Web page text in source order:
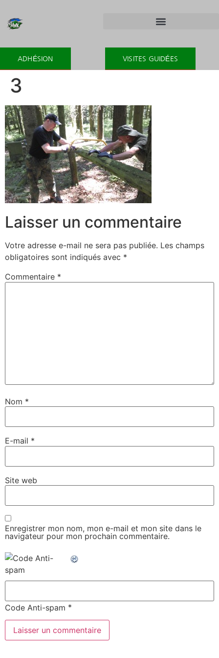
ADHÉSION VISITES GUIDÉES
3
Laisser un commentaire
Votre adresse e-mail ne sera pas publiée. Les champs
obligatoires sont indiqués avec *
Commentaire *
Nom *
E-mail *
Site web
Enregistrer mon nom, mon e-mail et mon site dans le
navigateur pour mon prochain commentaire.
Code Anti-spam *